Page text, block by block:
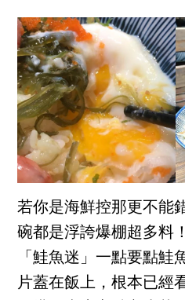
若你是海鮮控那更不能
碗都是浮誇爆棚超多料
「鮭魚迷」一點要點鮭
片蓋在飯上，根本已經